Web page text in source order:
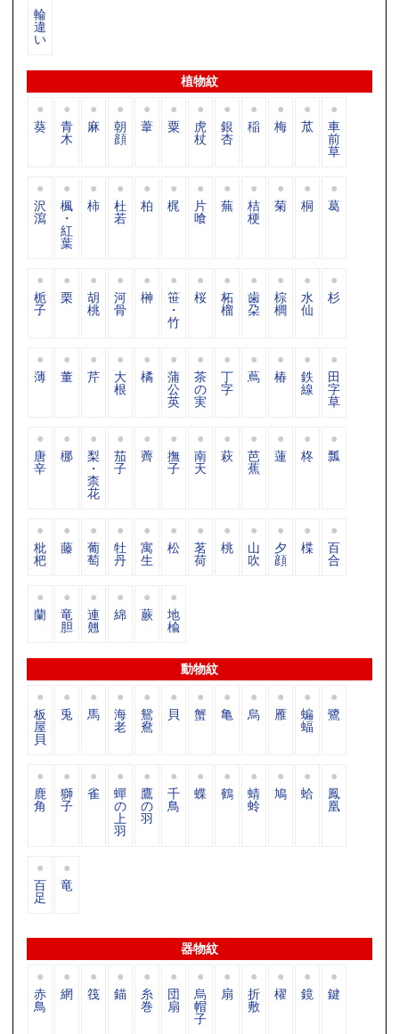
輪
違
い
植物紋
葵 青
木
麻 朝
顔
葦 粟 虎
杖
銀
杏
稲 梅 苽 車
前
草
沢
瀉
楓
・
紅
葉
柿 杜
若
柏 梶 片
喰
蕪 桔
梗
菊 桐 葛
栀
子
栗 胡
桃
河
骨
榊 笹
・
竹
桜 柘
榴
歯
朶
棕
櫚
水
仙
杉
薄 董 芹 大
根
橘 蒲
公
英
茶
の
実
丁
字
蔦 椿 鉄
線
田
字
草
唐
辛
梛 梨
・
柰
花
茄
子
薺 撫
子
南
天
萩 芭
蕉
蓮 柊 瓢
枇
杷
藤 葡
萄
牡
丹
寓
生
松 茗
荷
桃 山
吹
夕
顔
楪 百
合
蘭 竜
胆
連
翹
綿 蕨 地
楡
動物紋
板
屋
貝
兎 馬 海
老
鴛
鴦
貝 蟹 亀 烏 雁 蝙
蝠
鷺
鹿
角
獅
子
雀 蟬
の
上
羽
鷹
の
羽
千
鳥
蝶 鶴 蜻
蛉
鳩 蛤 鳳
凰
百
足
竜
器物紋
赤
鳥
網 筏 錨 糸
巻
団
扇
烏
帽
子
扇 折
敷
櫂 鏡 鍵